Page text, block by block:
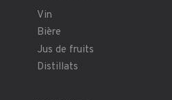
Vin
Bière
Jus de fruits
Distillats